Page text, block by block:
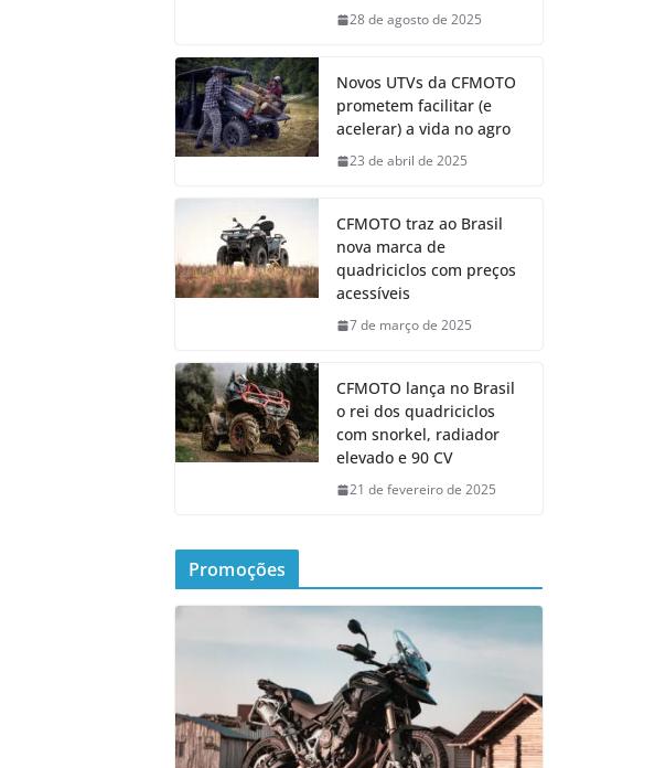
28 de agosto de 2025
Novos UTVs da CFMOTO
prometem facilitar (e
acelerar) a vida no agro
23 de abril de 2025
CFMOTO traz ao Brasil
nova marca de
quadriciclos com preços
acessíveis
7 de março de 2025
CFMOTO lança no Brasil
o rei dos quadriciclos
com snorkel, radiador
elevado e 90 CV
21 de fevereiro de 2025
Promoções